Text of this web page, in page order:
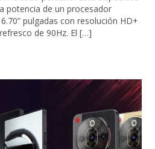
potencia de un procesador
pulgadas con resolución HD+
de 90Hz. El […]